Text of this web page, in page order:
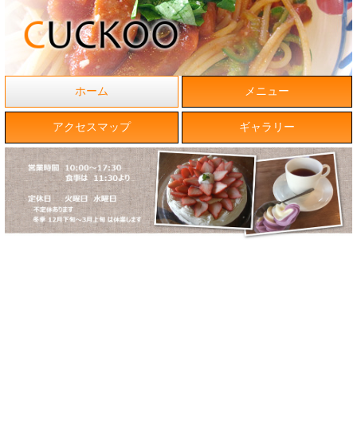
ホーム メニュー
アクセスマップ ギャラリー